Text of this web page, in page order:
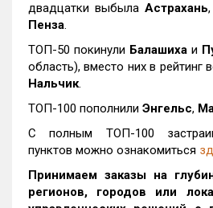
двадцатки выбыла Астрахань
Пенза.
ТОП-50 покинули Балашиха и
область), вместо них в рейтинг
Нальчик.
ТОП-100 пополнили Энгельс,
С полным ТОП-100
пунктов можно ознакомиться
Принимаем заказы на
регионов, городов или